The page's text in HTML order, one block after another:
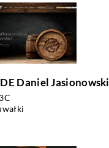
Daniel Jasionowski